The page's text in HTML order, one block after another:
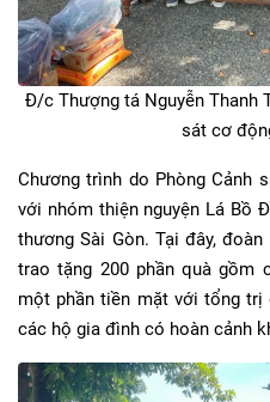
Đ/c Thượng tá Nguyễn Thanh
sát cơ
Chương trình do Phòng Cảnh
với nhóm thiện nguyện Lá Bồ
thương Sài Gòn. Tại đây,
trao tặng 200 phần quà gồm
một phần tiền mặt với tổng trị
các hộ gia đình có hoàn cảnh